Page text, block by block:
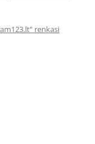
renkasi